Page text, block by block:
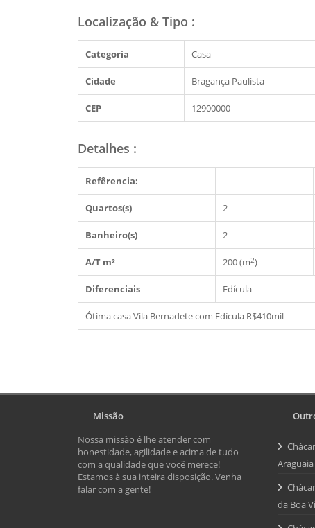
Localização & Tipo :
Categoria Casa
Cidade Bragança Paulista
CEP 12900000
Detalhes :
Refêrencia:
Quartos(s) 2
Banheiro(s) 2
A/T m² 200 (m2)
Diferenciais Edícula
Ótima casa Vila Bernadete com Edícula R$410mil
Missão
Nossa missão é lhe atender com
honestidade, agilidade e acima de tudo
com a qualidade que você merece!
Estamos à sua inteira disposição. Venha
falar com a gente!
Araguaia
da Boa